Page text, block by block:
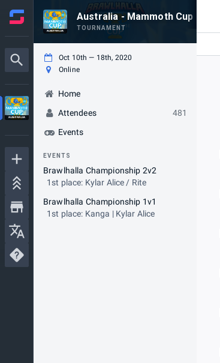
Australia - Mammoth Cup
TOURNAMENT
Oct 10th — 18th, 2020
Online
Home
Attendees
481
Events
EVENTS
Brawlhalla Championship 2v2
1st place: Kylar Alice / Rite
Brawlhalla Championship 1v1
1st place: Kanga | Kylar Alice